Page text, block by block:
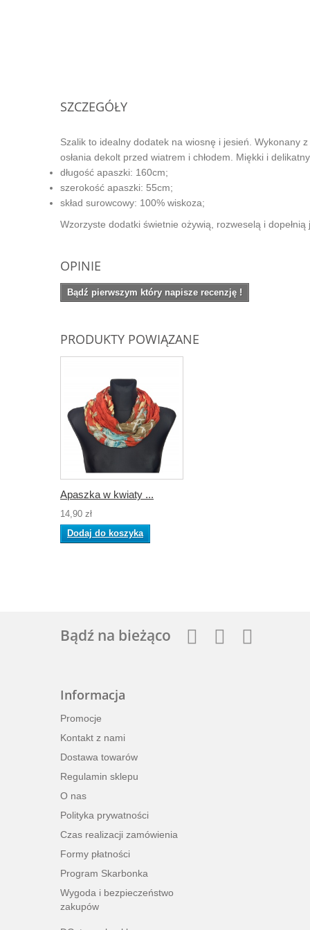
SZCZEGÓŁY
Szalik to idealny dodatek na wiosnę i jesień. Wykonany
osłania dekolt przed wiatrem i chłodem. Miękki i
długość apaszki: 160cm;
szerokość apaszki: 55cm;
skład surowcowy: 100% wiskoza;
Wzorzyste dodatki świetnie ożywią, rozweselą i
OPINIE
Bądź pierwszym który napisze recenzję !
PRODUKTY POWIĄZANE
Apaszka w kwiaty ...
14,90 zł
Dodaj do koszyka
Bądź na bieżąco
Informacja
Promocje
Kontakt z nami
Dostawa towarów
Regulamin sklepu
O nas
Polityka prywatności
Czas realizacji zamówienia
Formy płatności
Program Skarbonka
Wygoda i bezpieczeństwo
zakupów